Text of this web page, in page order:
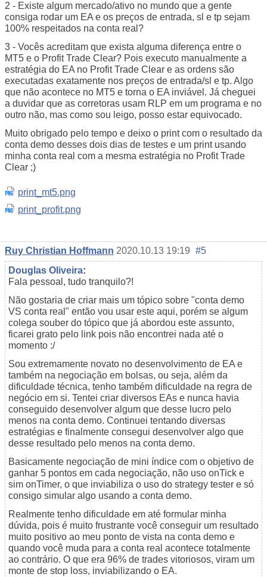
2 - Existe algum mercado/ativo no mundo que a gente
consiga rodar um EA e os preços de entrada, sl e tp sejam
100% respeitados na conta real?
3 - Vocês acreditam que exista alguma diferença entre o
MT5 e o Profit Trade Clear? Pois executo manualmente a
estratégia do EA no Profit Trade Clear e as ordens são
executadas exatamente nos preços de entrada/sl e tp. Algo
que não acontece no MT5 e torna o EA inviável. Já cheguei
a duvidar que as corretoras usam RLP em um programa e no
outro não, mas como sou leigo, posso estar equivocado.
Muito obrigado pelo tempo e deixo o print com o resultado da
conta demo desses dois dias de testes e um print usando
minha conta real com a mesma estratégia no Profit Trade
Clear ;)
print_mt5.png
print_profit.png
Ruy Christian Hoffmann 2020.10.13 19:19 #5
Douglas Oliveira:
Fala pessoal, tudo tranquilo?!
Não gostaria de criar mais um tópico sobre "conta demo
VS conta real" então vou usar este aqui, porém se algum
colega souber do tópico que já abordou este assunto,
ficarei grato pelo link pois não encontrei nada até o
momento :/
Sou extremamente novato no desenvolvimento de EA e
também na negociação em bolsas, ou seja, além da
dificuldade técnica, tenho também dificuldade na regra de
negócio em si. Tentei criar diversos EAs e nunca havia
conseguido desenvolver algum que desse lucro pelo
menos na conta demo. Continuei tentando diversas
estratégias e finalmente consegui desenvolver algo que
desse resultado pelo menos na conta demo.
Basicamente negociação de mini índice com o objetivo de
ganhar 5 pontos em cada negociação, não uso onTick e
sim onTimer, o que inviabiliza o uso do strategy tester e só
consigo simular algo usando a conta demo.
Realmente tenho dificuldade em até formular minha
dúvida, pois é muito frustrante você conseguir um resultado
muito positivo ao meu ponto de vista na conta demo e
quando você muda para a conta real acontece totalmente
ao contrário. O que era 96% de trades vitoriosos, viram um
monte de stop loss, inviabilizando o EA.